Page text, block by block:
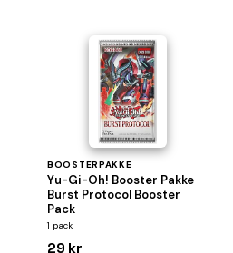
BOOSTERPAKKE
Yu-Gi-Oh! Booster Pakke
Burst Protocol Booster
Pack
1 pack
29 kr